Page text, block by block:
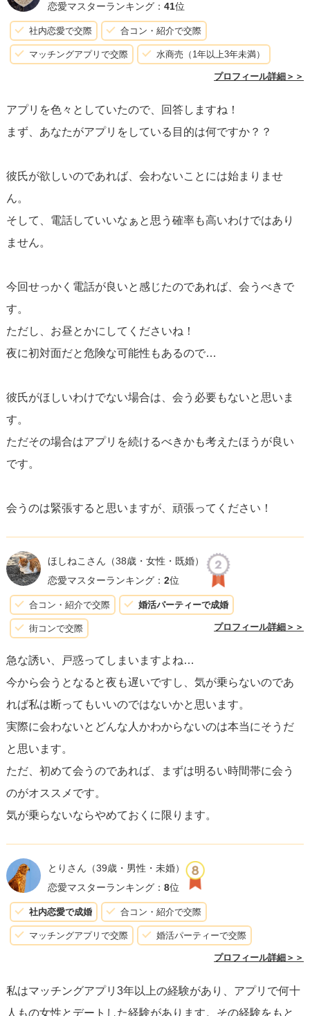
恋愛マスターランキング： 41位
社内恋愛で交際 合コン・紹介で交際
マッチングアプリで交際 水商売（1年以上3年未満）
プロフィール詳細＞＞
アプリを色々としていたので、回答しますね！
まず、あなたがアプリをしている目的は何ですか？？
彼氏が欲しいのであれば、会わないことには始まりませ
ん。
そして、電話していいなぁと思う確率も高いわけではあり
ません。
今回せっかく電話が良いと感じたのであれば、会うべきで
す。
ただし、お昼とかにしてくださいね！
夜に初対面だと危険な可能性もあるので…
彼氏がほしいわけでない場合は、会う必要もないと思いま
す。
ただその場合はアプリを続けるべきかも考えたほうが良い
です。
会うのは緊張すると思いますが、頑張ってください！
ほしねこさん （38歳・女性・既婚）
恋愛マスターランキング： 2位
合コン・紹介で交際 婚活パーティーで成婚
街コンで交際 プロフィール詳細＞＞
急な誘い、戸惑ってしまいますよね…
今から会うとなると夜も遅いですし、気が乗らないのであ
れば私は断ってもいいのではないかと思います。
実際に会わないとどんな人かわからないのは本当にそうだ
と思います。
ただ、初めて会うのであれば、まずは明るい時間帯に会う
のがオススメです。
気が乗らないならやめておくに限ります。
とりさん （39歳・男性・未婚）
恋愛マスターランキング： 8位
社内恋愛で成婚 合コン・紹介で交際
マッチングアプリで交際 婚活パーティーで交際
プロフィール詳細＞＞
私はマッチングアプリ3年以上の経験があり、アプリで何十
人もの女性とデートした経験があります。その経験をもと